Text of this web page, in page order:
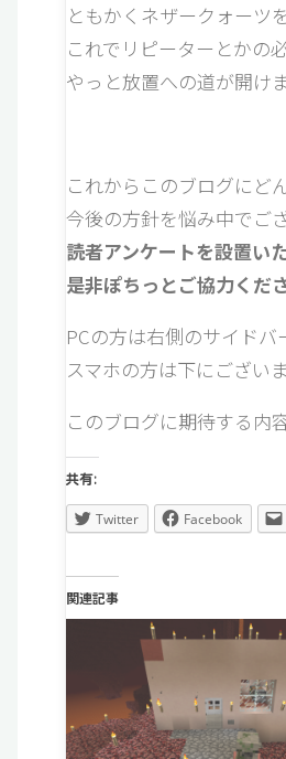
ともかくネザークォーツ
これでリピーターとかの
やっと放置への道が開け
これからこのブログにど
今後の方針を悩み中でござ
読者アンケートを設置い
是非ぽちっとご協力くだ
PCの方は右側のサイドバ
スマホの方は下にございま
このブログに期待する内
共有:
Twitter Facebook
関連記事